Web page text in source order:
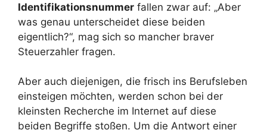
Identifikationsnummer fallen zwar auf: „Aber
was genau unterscheidet diese beiden
eigentlich?“, mag sich so mancher braver
Steuerzahler fragen.
Aber auch diejenigen, die frisch ins Berufsleben
einsteigen möchten, werden schon bei der
kleinsten Recherche im Internet auf diese
beiden Begriffe stoßen. Um die Antwort einer